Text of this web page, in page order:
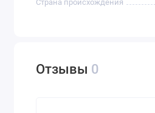
Страна происхождения
Отзывы 0